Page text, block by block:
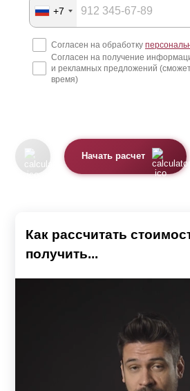
+7
Согласен на обработку
Согласен на получение
и рекламных предложений
время)
Начать расчет
Как рассчитать
получить...